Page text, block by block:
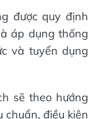
được quy định
áp dụng thống
và tuyển dụng
sẽ theo hướng
chuẩn, điều kiện